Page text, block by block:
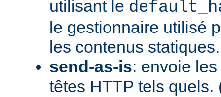
utilisant le
le gestionnaire utilisé
les contenus
send-as-is: envoie
têtes HTTP tels quels.